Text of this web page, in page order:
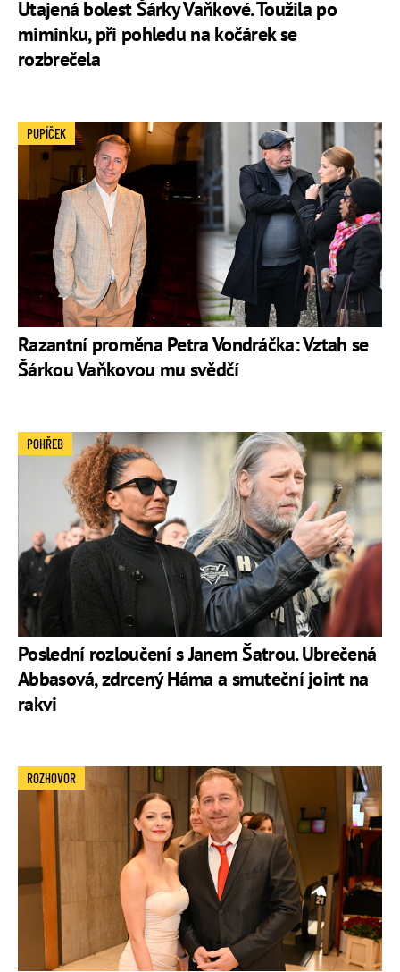
Utajená bolest Šárky Vaňkové. Toužila po
miminku, při pohledu na kočárek se
rozbrečela
Razantní proměna Petra Vondráčka: Vztah se
Šárkou Vaňkovou mu svědčí
PUPÍČEK
Poslední rozloučení s Janem Šatrou. Ubrečená
Abbasová, zdrcený Háma a smuteční joint na
rakvi
POHŘEB
ROZHOVOR